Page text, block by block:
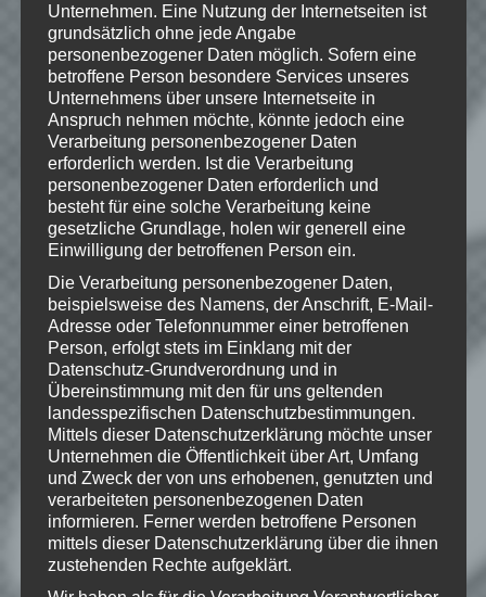
© 2015 Bethesda Softworks LLC, ein
ZeniMax-Media-Unternehmen. Bethesda,
Bethesda Softworks, Bethesda Game
Studios, ZeniMax und die dazugehörigen
Logos sind Marken oder eingetragene
Marken von ZeniMax Media Inc. in den
USA und/oder anderen Ländern. Alle
übrigen Marken und Handelsnamen sind
Eigentum ihrer jeweiligen Rechteinhaber.
Alle Rechte vorbehalten.
Wie gefällt dir dieser Beitrag?
Klicke hier und lasse
eine Bewertung da!
Schreibe einen Kommentar
Deine E-Mail-Adresse wird nicht
veröffentlicht. Erforderliche Felder
sind mit*markiert
Kommentar *
Unternehmen. Eine Nutzung der Internetseiten ist
grundsätzlich ohne jede Angabe
personenbezogener Daten möglich. Sofern eine
betroffene Person besondere Services unseres
Unternehmens über unsere Internetseite in
Anspruch nehmen möchte, könnte jedoch eine
Verarbeitung personenbezogener Daten
erforderlich werden. Ist die Verarbeitung
personenbezogener Daten erforderlich und
besteht für eine solche Verarbeitung keine
gesetzliche Grundlage, holen wir generell eine
Einwilligung der betroffenen Person ein.
Die Verarbeitung personenbezogener Daten,
beispielsweise des Namens, der Anschrift, E-Mail-
Adresse oder Telefonnummer einer betroffenen
Person, erfolgt stets im Einklang mit der
Datenschutz-Grundverordnung und in
Übereinstimmung mit den für uns geltenden
landesspezifischen Datenschutzbestimmungen.
Mittels dieser Datenschutzerklärung möchte unser
Unternehmen die Öffentlichkeit über Art, Umfang
und Zweck der von uns erhobenen, genutzten und
verarbeiteten personenbezogenen Daten
informieren. Ferner werden betroffene Personen
mittels dieser Datenschutzerklärung über die ihnen
zustehenden Rechte aufgeklärt.